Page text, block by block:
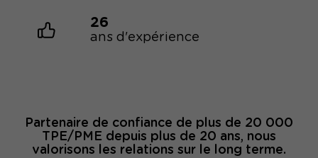
26
ans d'expérience
Partenaire de confiance de plus de 20 000
TPE/PME depuis plus de 20 ans, nous
valorisons les relations sur le long terme.